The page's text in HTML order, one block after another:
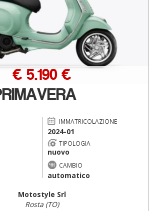
€ 5.190 €
IMMATRICOLAZIONE
2024-01
TIPOLOGIA
nuovo
CAMBIO
automatico
Motostyle Srl
Rosta (TO)